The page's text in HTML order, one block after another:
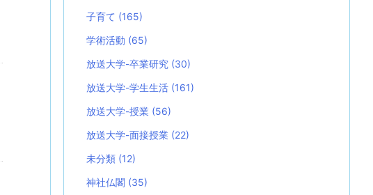
子育て (165)
学術活動 (65)
放送大学-卒業研究 (30)
放送大学-学生生活 (161)
放送大学-授業 (56)
放送大学-面接授業 (22)
未分類 (12)
神社仏閣 (35)